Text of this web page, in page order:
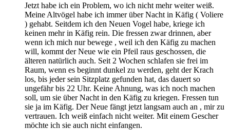
Jetzt habe ich ein Problem, wo ich nicht mehr weiter weiß.
Meine Altvögel habe ich immer über Nacht in Käfig ( Voliere
) gehabt. Seitdem ich den Neuen Vogel habe, kriege ich
keinen mehr in Käfig rein. Die fressen zwar drinnen, aber
wenn ich mich nur bewege , weil ich den Käfig zu machen
will, kommt der Neue wie ein Pfeil raus geschossen, die
älteren natürlich auch. Seit 2 Wochen schlafen sie frei im
Raum, wenn es beginnt dunkel zu werden, geht der Krach
los, bis jeder sein Sitzplatz gefunden hat, das dauert so
ungefähr bis 22 Uhr. Keine Ahnung, was ich noch machen
soll, um sie über Nacht in den Käfig zu kriegen. Fressen tun
sie ja im Käfig. Der Neue fängt jetzt langsam auch an , mir zu
vertrauen. Ich weiß einfach nicht weiter. Mit einem Gescher
möchte ich sie auch nicht einfangen.